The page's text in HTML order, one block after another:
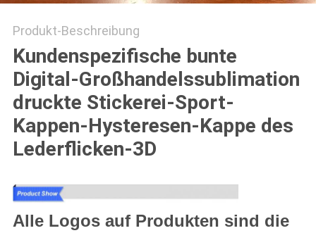
Produkt-Beschreibung
Kundenspezifische bunte
Digital-Großhandelssublimation
druckte Stickerei-Sport-
Kappen-Hysteresen-Kappe des
Lederflicken-3D
Alle Logos auf Produkten sind die